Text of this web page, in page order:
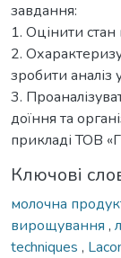
завдання:
1. Оцінити стан
2.
зробити
3.
доїння та
прикладі ТОВ
Ключові
молочна
вирощування ,
techniques ,